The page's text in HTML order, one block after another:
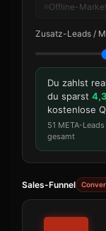
Offline-
Zusatz-Leads /
Du zahlst
du sparst
kostenlose
51 META-
gesamt
Sales-Funnel